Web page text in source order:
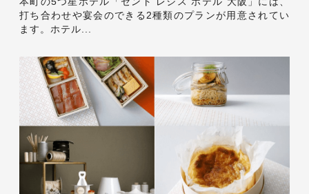
打ち合わせや宴会のできる2種類のプランが用意されてい
ます。ホテル...